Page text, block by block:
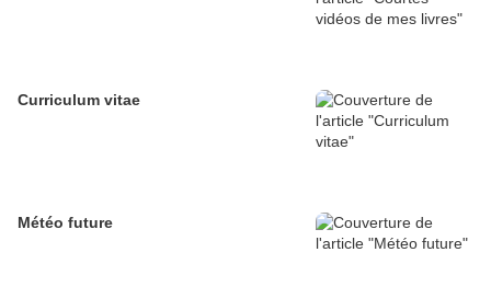
Curriculum vitae
Météo future